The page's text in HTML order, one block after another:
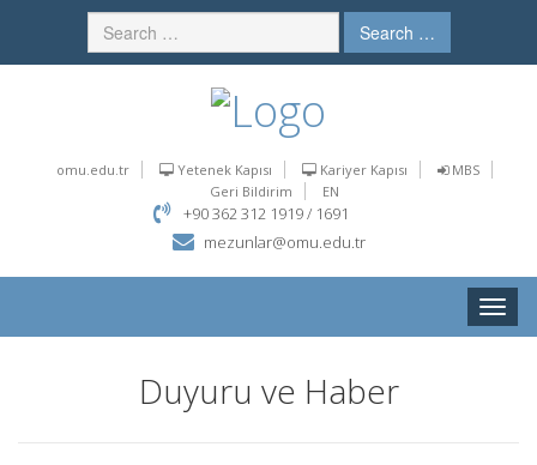
Search …
omu.edu.tr Yetenek Kapısı Kariyer Kapısı
MBS
Geri Bildirim
EN
+90 362 312 1919 / 1691
mezunlar@omu.edu.tr
Toggle
Duyuru ve Haber